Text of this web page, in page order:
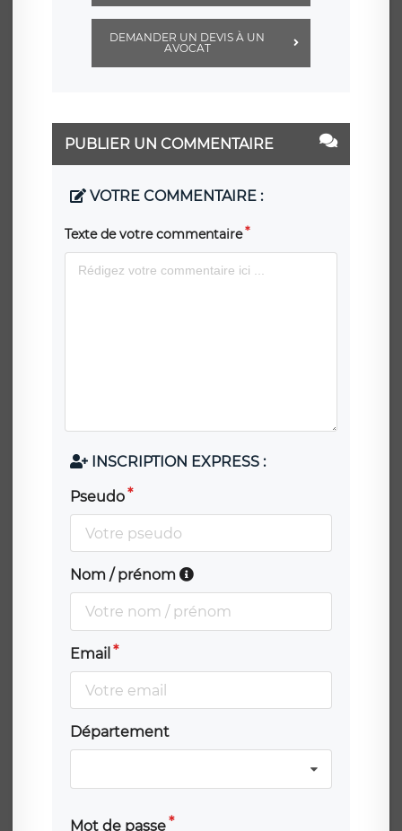
DEMANDER UN DEVIS À UN
AVOCAT
PUBLIER UN COMMENTAIRE
VOTRE COMMENTAIRE :
Texte de votre commentaire
INSCRIPTION EXPRESS :
Pseudo
Nom / prénom
Email
Département
Mot de passe